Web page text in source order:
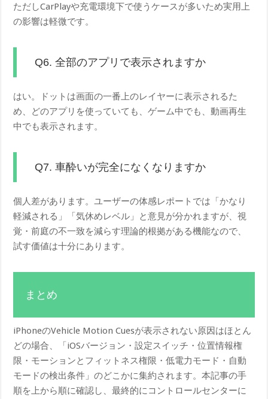
ただしCarPlayや充電環境下で使うケースが多いため実用上
の影響は軽微です。
Q6. 全部のアプリで表示されますか
はい。ドットは画面の一番上のレイヤーに表示されるた
め、どのアプリを使っていても、ゲーム中でも、動画再生
中でも表示されます。
Q7. 車酔いが完全になくなりますか
個人差があります。ユーザーの体感レポートでは「かなり
軽減される」「気休めレベル」と意見が分かれますが、視
覚・前庭の不一致を減らす理論的根拠がある機能なので、
試す価値は十分にあります。
まとめ
iPhoneのVehicle Motion Cuesが表示されない原因はほとん
どの場合、「iOSバージョン・設定スイッチ・位置情報権
限・モーションとフィットネス権限・低電力モード・自動
モードの検出条件」のどこかに集約されます。本記事の手
順を上から順に確認し、最終的にコントロールセンターに